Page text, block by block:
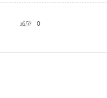
威望 0